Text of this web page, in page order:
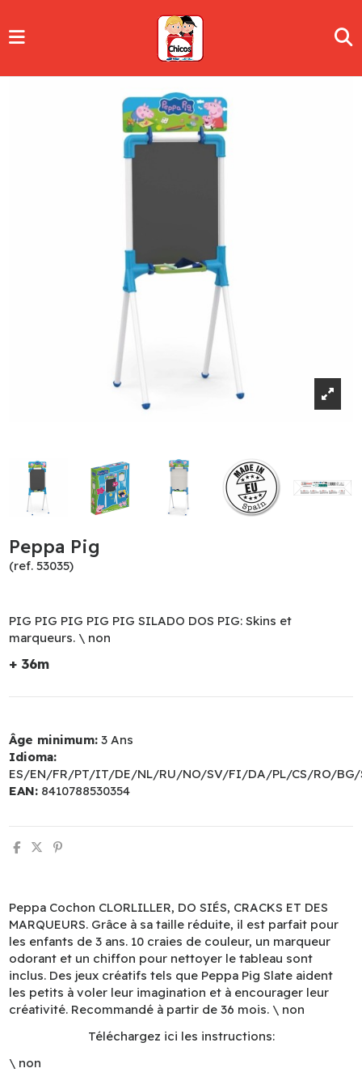
Peppa Pig
(ref. 53035)
PIG PIG PIG PIG PIG SILADO DOS PIG: Skins et
marqueurs. \ non
+ 36m
Âge minimum: 3 Ans
Idioma:
ES/EN/FR/PT/IT/DE/NL/RU/NO/SV/FI/DA/PL/CS/RO/
EAN: 8410788530354
Peppa Cochon CLORLILLER, DO SIÉS, CRACKS ET DES
MARQUEURS. Grâce à sa taille réduite, il est parfait pour
les enfants de 3 ans. 10 craies de couleur, un marqueur
odorant et un chiffon pour nettoyer le tableau sont
inclus. Des jeux créatifs tels que Peppa Pig Slate aident
les petits à voler leur imagination et à encourager leur
créativité. Recommandé à partir de 36 mois. \ non
Téléchargez ici les instructions:
\ non